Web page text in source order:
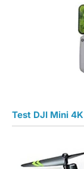
Test DJI Mini